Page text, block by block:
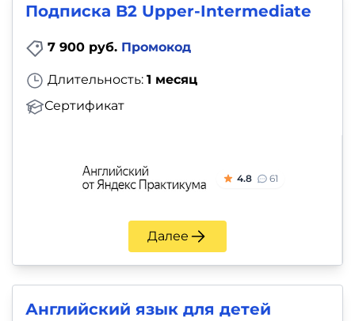
Подписка B2 Upper-Intermediate
7 900 руб. Промокод
Длительность: 1 месяц
Сертификат
4.8 61
Далее
Английский язык для детей